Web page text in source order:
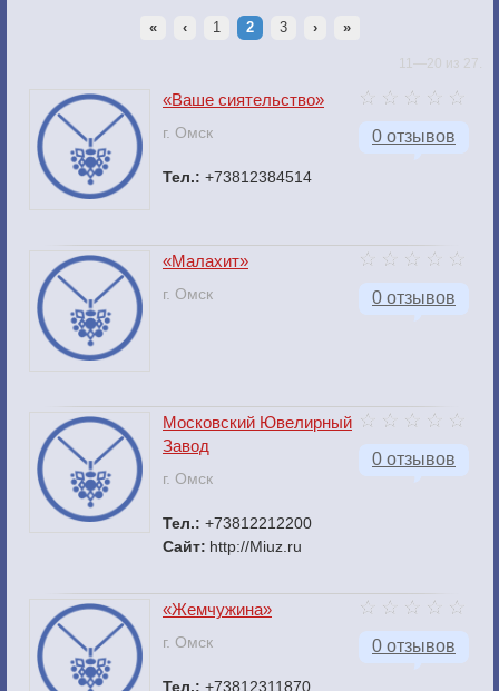
« ‹ 1 2 3 › »
11—20 из 27.
0 отзывов
«Ваше сиятельство»
г. Омск
Тел.: +73812384514
0 отзывов
«Малахит»
г. Омск
0 отзывов
Московский Ювелирный
Завод
г. Омск
Тел.: +73812212200
Сайт: http://Miuz.ru
0 отзывов
«Жемчужина»
г. Омск
Тел.: +73812311870